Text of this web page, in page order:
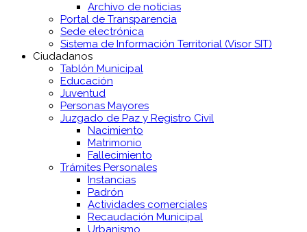
Archivo de noticias
Portal de Transparencia
Sede electrónica
Sistema de Información Territorial (Visor SIT)
Ciudadanos
Tablón Municipal
Educación
Juventud
Personas Mayores
Juzgado de Paz y Registro Civil
Nacimiento
Matrimonio
Fallecimiento
Trámites Personales
Instancias
Padrón
Actividades comerciales
Recaudación Municipal
Urbanismo